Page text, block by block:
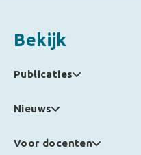
Bekijk
Publicaties
Nieuws
Voor docenten